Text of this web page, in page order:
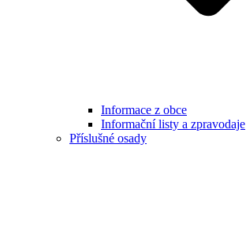
Informace z obce
Informační listy a zpravodaje
Příslušné osady